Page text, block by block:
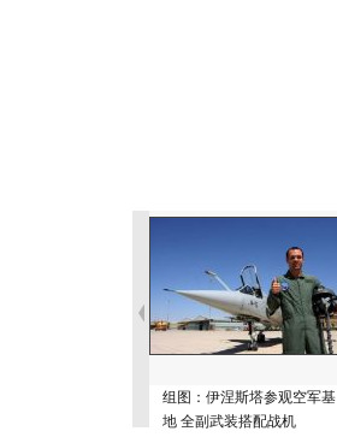
组图：伊涅斯塔参观空军基
地 全副武装搭配战机